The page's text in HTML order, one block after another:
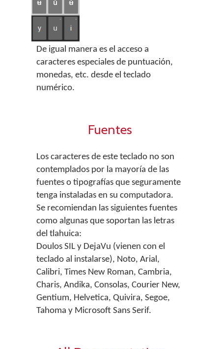
De igual manera es el acceso a
caracteres especiales de puntuación,
monedas, etc. desde el teclado
numérico.
Fuentes
Los caracteres de este teclado no son
contemplados por la mayoría de las
fuentes o tipografías que seguramente
tenga instaladas en su computadora.
Se recomiendan las siguientes fuentes
como algunas que soportan las letras
del tlahuica:
Doulos SIL y DejaVu (vienen con el
teclado al instalarse), Noto, Arial,
Calibri, Times New Roman, Cambria,
Charis, Andika, Consolas, Courier New,
Gentium, Helvetica, Quivira, Segoe,
Tahoma y Microsoft Sans Serif.